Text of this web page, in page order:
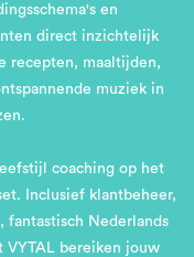
en
direct inzichtelijk
recepten, maaltijden,
muziek in
coaching op het
Inclusief klantbeheer,
fantastisch Nederlands
VYTAL bereiken jouw